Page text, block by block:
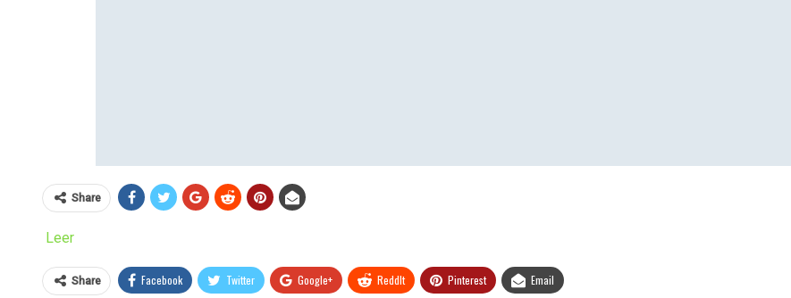
Share
Leer
Share Facebook Twitter Google+ ReddIt Pinterest Email